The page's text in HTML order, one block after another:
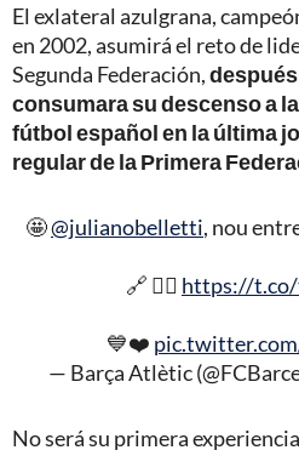
El exlateral azulgrana,
en 2002, asumirá el reto de
Segunda Federación,
consumara su descenso a
fútbol español en la última
regular de la Primera
🤩@julianobelletti, nou
🔗 👉🏼 https://
💙❤️
— Barça Atlètic
No será su primera